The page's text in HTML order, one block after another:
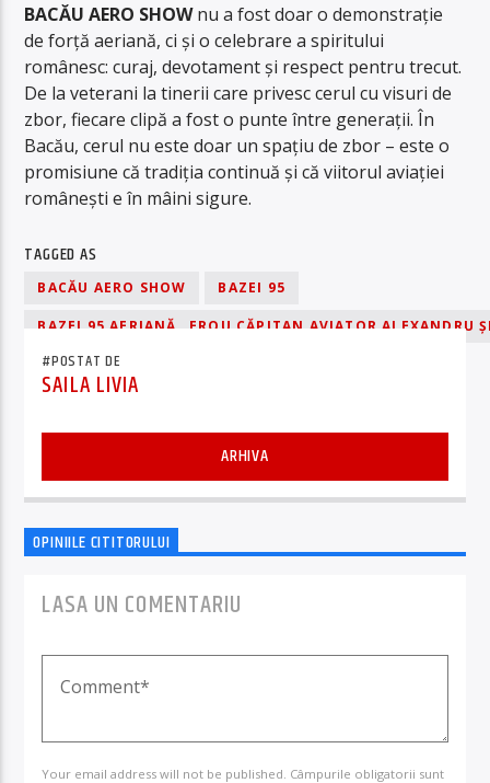
BACĂU AERO SHOWnu a fost doar o demonstrație
de forță aeriană, ci și o celebrare a spiritului
românesc: curaj, devotament și respect pentru trecut.
De la veterani la tinerii care privesc cerul cu visuri de
zbor, fiecare clipă a fost o punte între generații. În
Bacău, cerul nu este doar un spațiu de zbor – este o
promisiune că tradiția continuă și că viitorul aviației
românești e în mâini sigure.
TAGGED AS
BACĂU AERO SHOW BAZEI 95
BAZEI 95 AERIANĂ „EROU CĂPITAN AVIATOR ALEXANDRU
#POSTAT DE
SAILA LIVIA
ARHIVA
OPINIILE CITITORULUI
LASA UN COMENTARIU
Your email address will not be published. Câmpurile obligatorii sunt